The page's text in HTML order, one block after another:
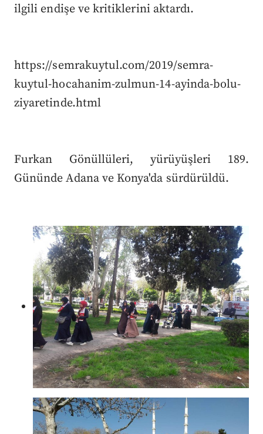
ilgili endişe ve kritiklerini aktardı.
https://semrakuytul.com/2019/semra-
kuytul-hocahanim-zulmun-14-ayinda-bolu-
ziyaretinde.html
Furkan Gönüllüleri, yürüyüşleri 189.
Gününde Adana ve Konya'da sürdürüldü.